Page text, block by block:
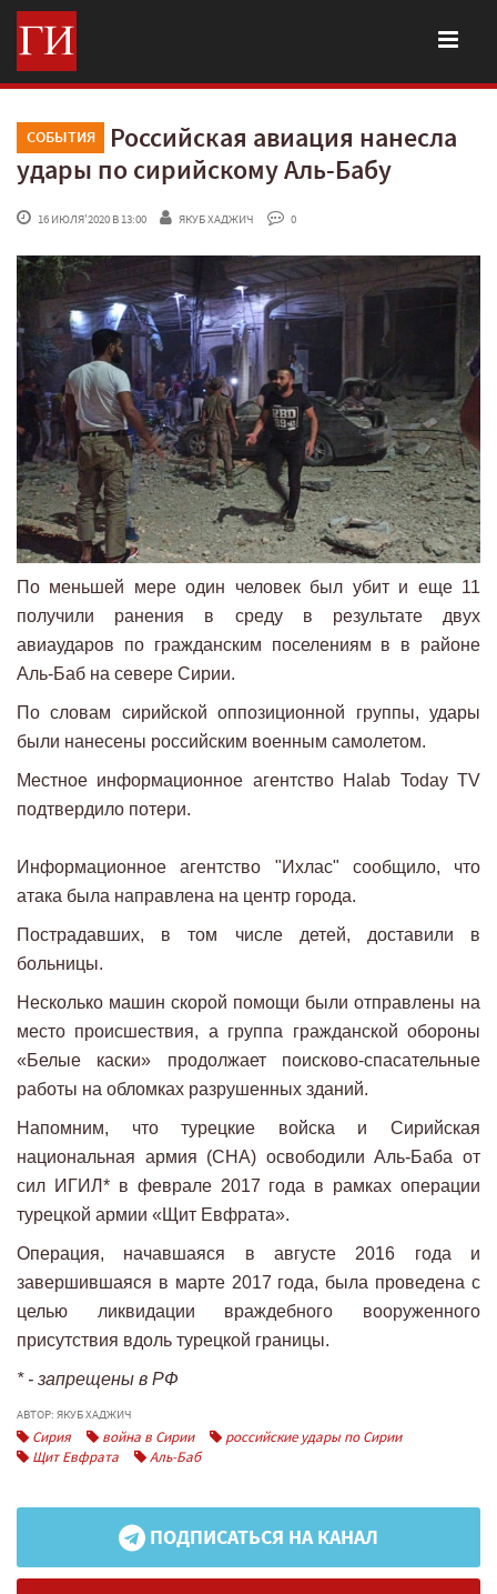
СОБЫТИЯ
Российская авиация нанесла
удары по сирийскому Аль-Бабу
16 ИЮЛЯ'2020 В 13:00 ЯКУБ ХАДЖИЧ 0
По меньшей мере один человек был убит и еще 11
получили ранения в среду в результате двух
авиаударов по гражданским поселениям в в районе
Аль-Баб на севере Сирии.
По словам сирийской оппозиционной группы, удары
были нанесены российским военным самолетом.
Местное информационное агентство Halab Today TV
подтвердило потери.
Информационное агентство "Ихлас" сообщило, что
атака была направлена на центр города.
Пострадавших, в том числе детей, доставили в
больницы.
Несколько машин скорой помощи были отправлены на
место происшествия, а группа гражданской обороны
«Белые каски» продолжает поисково-спасательные
работы на обломках разрушенных зданий.
Напомним, что турецкие войска и Сирийская
национальная армия (СНА) освободили Аль-Баба от
сил ИГИЛ* в феврале 2017 года в рамках операции
турецкой армии «Щит Евфрата».
Операция, начавшаяся в августе 2016 года и
завершившаяся в марте 2017 года, была проведена с
целью ликвидации враждебного вооруженного
присутствия вдоль турецкой границы.
* - запрещены в РФ
АВТОР: ЯКУБ ХАДЖИЧ
Сирия война в Сирии
российские удары по Сирии
Щит Евфрата
Аль-Баб
ПОДПИСАТЬСЯ НА КАНАЛ